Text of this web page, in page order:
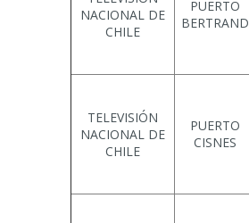
NACIONAL DE
CHILE
PUERTO
BERTRAND
TELEVISIÓN
NACIONAL DE
CHILE
PUERTO
CISNES